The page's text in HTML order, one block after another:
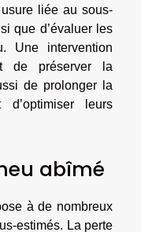
liée au sous-
que d’évaluer les
Une intervention
de préserver la
de prolonger la
leurs
abîmé
à de nombreux
estimés. La perte